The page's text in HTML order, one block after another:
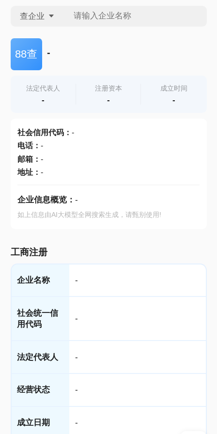
查企业
查企业
查产地
88查 -
法定代表人
-
注册资本
-
成立时间
-
社会信用代码： -
电话： -
邮箱： -
地址： -
企业信息概览： -
如上信息由AI大模型全网搜索生成，请甄别使用!
工商注册
企业名称 -
社会统一信
用代码
-
法定代表人 -
经营状态 -
成立日期 -